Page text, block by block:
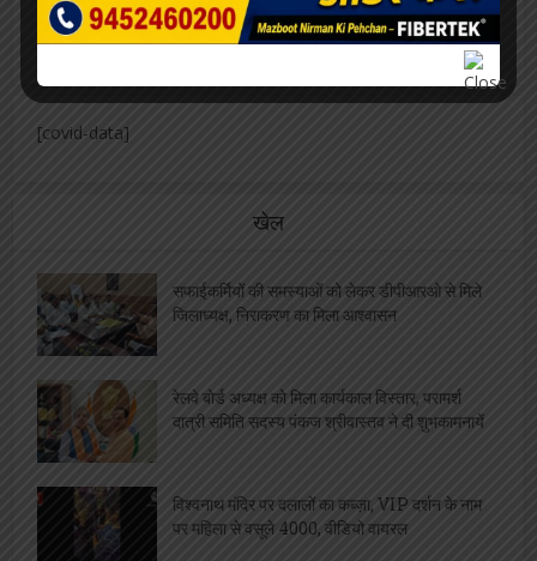
[covid-data]
खेल
सफाईकर्मियों की समस्याओं को लेकर डीपीआरओ से मिले
जिलाध्यक्ष, निराकरण का मिला आश्वासन
रेलवे बोर्ड अध्यक्ष को मिला कार्यकाल विस्तार, परामर्श
दात्री समिति सदस्य पंकज श्रीवास्तव ने दी शुभकामनायें
विश्वनाथ मंदिर पर दलालों का कब्ज़ा, VIP दर्शन के नाम
पर महिला से वसूले 4000, वीडियो वायरल